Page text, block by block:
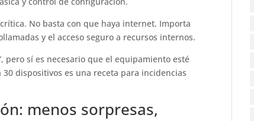
No basta con que haya internet. Importa
y el acceso seguro a recursos internos.
pero sí es necesario que el equipamiento esté
dispositivos es una receta para incidencias
menos sorpresas,